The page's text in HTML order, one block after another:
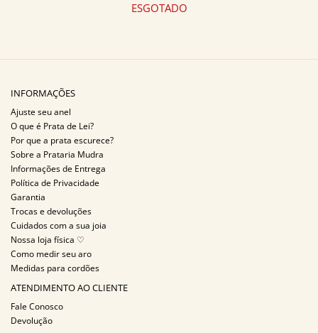
ESGOTADO
INFORMAÇÕES
Ajuste seu anel
O que é Prata de Lei?
Por que a prata escurece?
Sobre a Prataria Mudra
Informações de Entrega
Política de Privacidade
Garantia
Trocas e devoluções
Cuidados com a sua joia
Nossa loja física ♡
Como medir seu aro
Medidas para cordões
ATENDIMENTO AO CLIENTE
Fale Conosco
Devolução